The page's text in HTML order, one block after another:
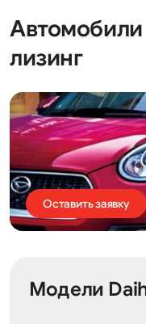
лизинг
Оставить заявку
Модели